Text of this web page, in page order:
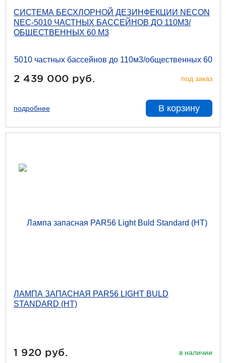
СИСТЕМА БЕСХЛОРНОЙ ДЕЗИНФЕКЦИИ NECON
NEC-5010 ЧАСТНЫХ БАССЕЙНОВ ДО 110М3/
ОБЩЕСТВЕННЫХ 60 М3
2 439 000 руб. под заказ
подробнее В корзину
ЛАМПА ЗАПАСНАЯ PAR56 LIGHT BULD
STANDARD (НТ)
1 920 руб. в наличии